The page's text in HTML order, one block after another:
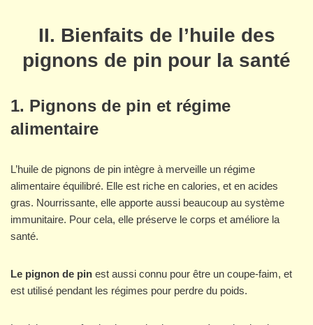
II. Bienfaits de l’huile des
pignons de pin pour la santé
1. Pignons de pin et régime
alimentaire
L’huile de pignons de pin intègre à merveille un régime
alimentaire équilibré. Elle est riche en calories, et en acides
gras. Nourrissante, elle apporte aussi beaucoup au système
immunitaire. Pour cela, elle préserve le corps et améliore la
santé.
Le pignon de pin est aussi connu pour être un coupe-faim, et
est utilisé pendant les régimes pour perdre du poids.